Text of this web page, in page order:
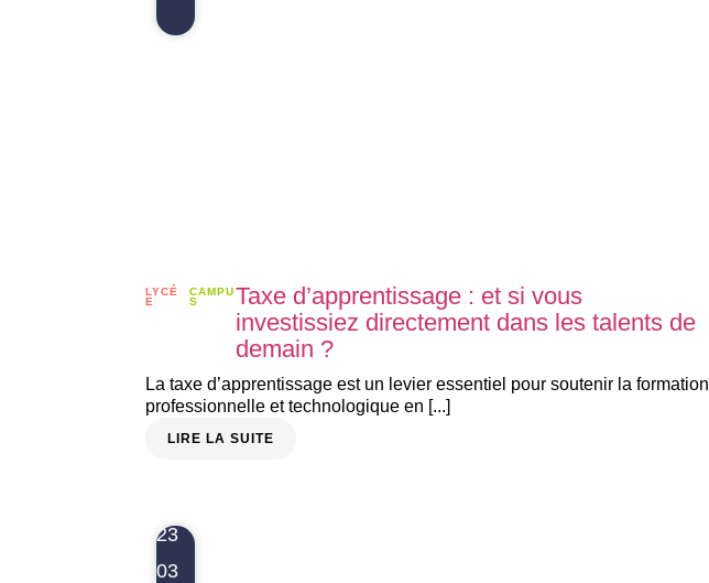
LYCÉ
E
CAMPU
S
Taxe d’apprentissage : et si vous
investissiez directement dans les talents de
demain ?
La taxe d’apprentissage est un levier essentiel pour soutenir la formation
professionnelle et technologique en [...]
LIRE LA SUITE
23
03